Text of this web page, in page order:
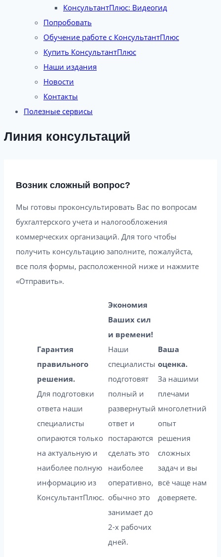
КонсультантПлюс: Видеогид
Попробовать
Обучение работе с КонсультантПлюс
Купить КонсультантПлюс
Наши издания
Новости
Контакты
Полезные сервисы
Линия консультаций
Возник сложный вопрос?
Мы готовы проконсультировать Вас по вопросам
бухгалтерского учета и налогообложения
коммерческих организаций. Для того чтобы
получить консультацию заполните, пожалуйста,
все поля формы, расположенной ниже и нажмите
«Отправить».
Гарантия
правильного
решения.
Для подготовки
ответа наши
специалисты
опираются только
на актуальную и
наиболее полную
информацию из
КонсультантПлюс.
Экономия
Ваших сил
и времени!
Наши
специалисты
подготовят
полный и
развернутый
ответ и
постараются
сделать это
наиболее
оперативно,
обычно это
занимает до
2-х рабочих
дней.
Ваша
оценка.
За нашими
плечами
многолетний
опыт
решения
сложных
задач и вы
всё чаще нам
доверяете.